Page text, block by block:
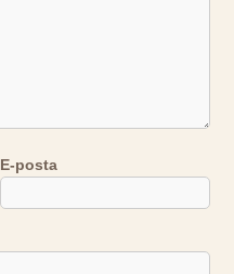
E-posta